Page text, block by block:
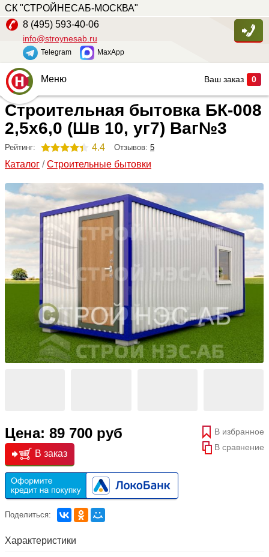
СК "СТРОЙНЕСАБ-МОСКВА"
8 (495) 593-40-06
info@stroynesab.ru
Telegram MaxApp
Ваш заказ 0
Главная
Каталог
Услуги
Наши работы
Сопутствующие товары
О компании
Контакты
Меню
Строительная бытовка БК-008
2,5х6,0 (Шв 10, уг7) Ваг№3
Рейтинг: 4.4 Отзывов: 5
Каталог /Строительные бытовки
Цена: 89 700 руб
В избранное
В сравнение
В заказ
Поделиться:
Характеристики